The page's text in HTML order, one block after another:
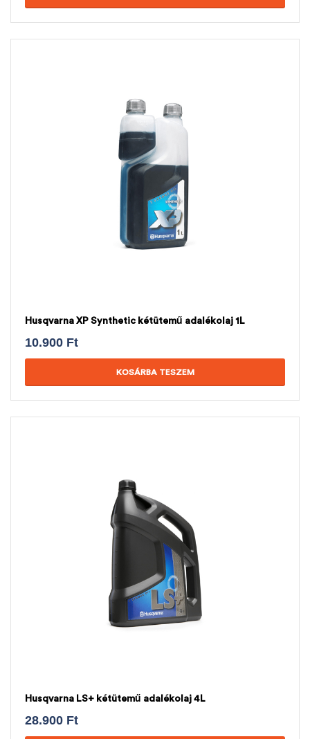
Husqvarna XP Synthetic kétütemű adalékolaj 1L
10.900 Ft
KOSÁRBA TESZEM
Husqvarna LS+ kétütemű adalékolaj 4L
28.900 Ft